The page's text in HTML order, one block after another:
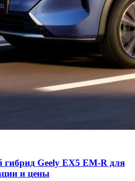
гибрид Geely EX5 EM-R для
и цены